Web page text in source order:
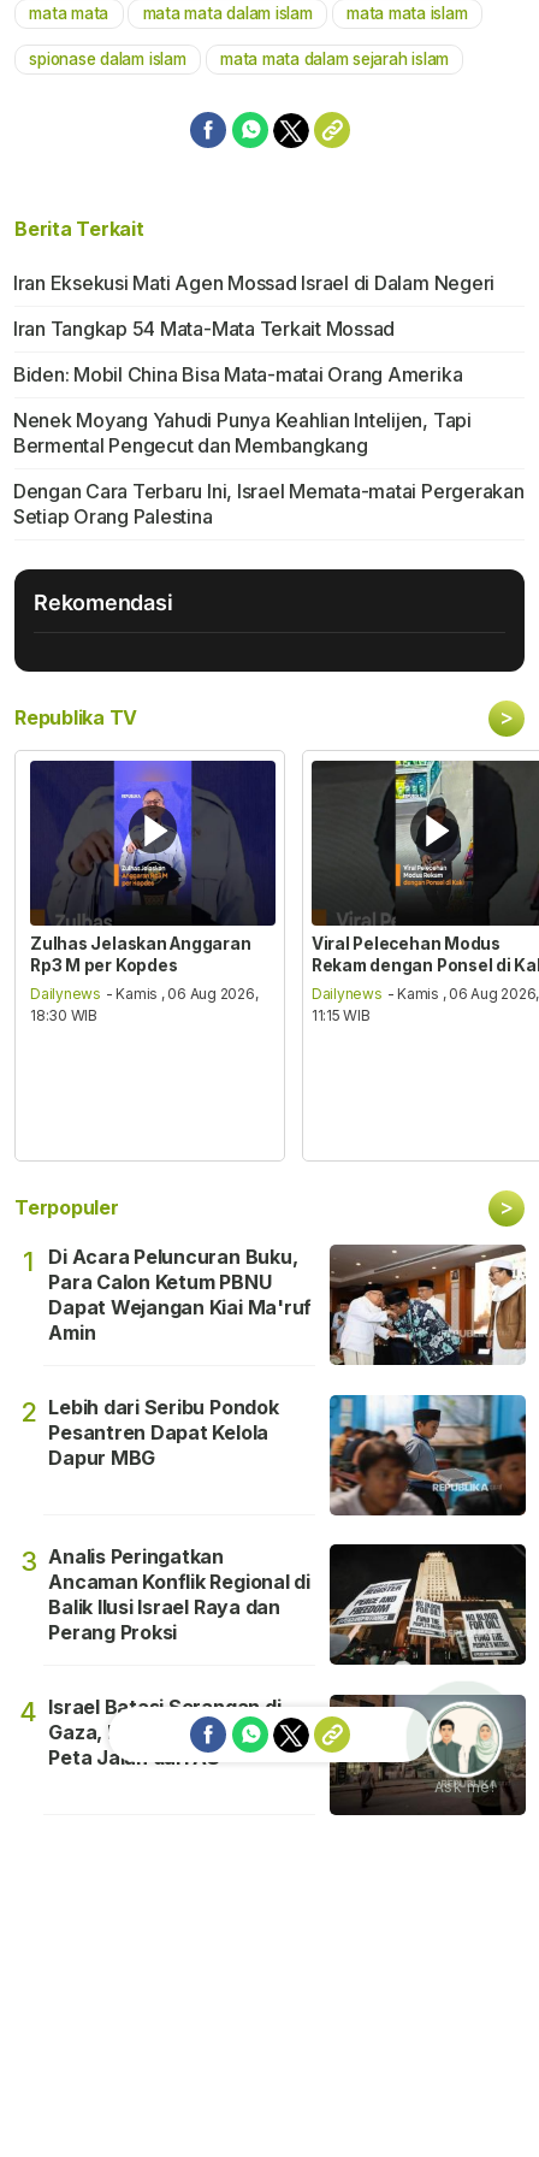
Mute
mata mata mata mata dalam islam mata mata islam
spionase dalam islam mata mata dalam sejarah islam
Berita Terkait
Iran Eksekusi Mati Agen Mossad Israel di Dalam Negeri
Iran Tangkap 54 Mata-Mata Terkait Mossad
Biden: Mobil China Bisa Mata-matai Orang Amerika
Nenek Moyang Yahudi Punya Keahlian Intelijen, Tapi
Bermental Pengecut dan Membangkang
Dengan Cara Terbaru Ini, Israel Memata-matai Pergerakan
Setiap Orang Palestina
Rekomendasi
Republika TV >
Zulhas Jelaskan Anggaran
Rp3 M per Kopdes
Dailynews - Kamis , 06 Aug 2026,
18:30 WIB
Viral Pelecehan Modus
Rekam dengan Ponsel di
Dailynews - Kamis , 06 Aug 2026,
11:15 WIB
Terpopuler >
1
Di Acara Peluncuran Buku,
Para Calon Ketum PBNU
Dapat Wejangan Kiai Ma'ruf
Amin
2 Lebih dari Seribu Pondok
Pesantren Dapat Kelola
Dapur MBG
3 Analis Peringatkan
Ancaman Konflik Regional di
Balik Ilusi Israel Raya dan
Perang Proksi
4 Israel Batasi Serangan di
Gaza, Netanyahu Tolak Draf
Peta Jalan dari AS
Ask me!